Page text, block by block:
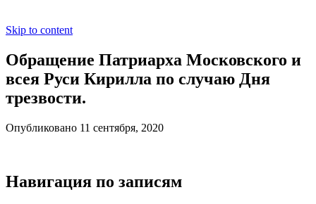
Skip to content
Обращение Патриарха Московского и
всея Руси Кирилла по случаю Дня
трезвости.
Опубликовано 11 сентября, 2020
Навигация по записям